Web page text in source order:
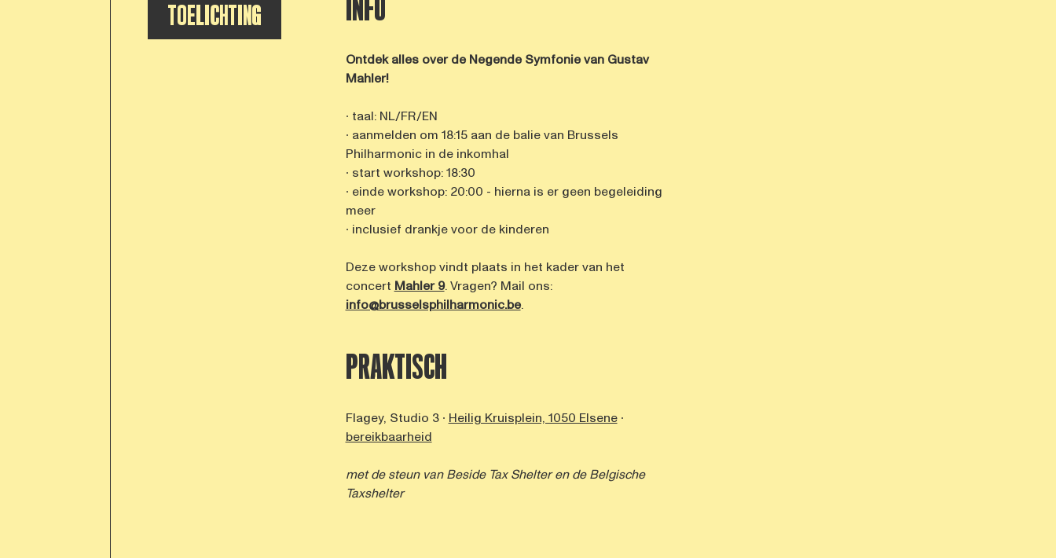
TOELICHTING INFO
Ontdek alles over de Negende Symfonie van Gustav
Mahler!
∙ taal: NL/FR/EN
∙ aanmelden om 18:15 aan de balie van Brussels
Philharmonic in de inkomhal
∙ start workshop: 18:30
∙ einde workshop: 20:00 - hierna is er geen begeleiding
meer
∙ inclusief drankje voor de kinderen
Deze workshop vindt plaats in het kader van het
concert Mahler 9. Vragen? Mail ons:
info@brusselsphilharmonic.be.
PRAKTISCH
Flagey, Studio 3 ∙ Heilig Kruisplein, 1050 Elsene∙
bereikbaarheid
met de steun vanBeside Tax Shelteren de Belgische
Taxshelter